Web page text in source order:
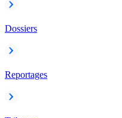
Dossiers
Reportages